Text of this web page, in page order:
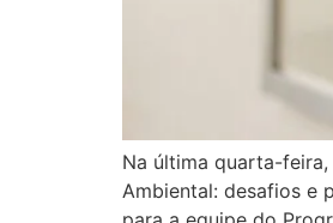
Na última quarta-
Ambiental: desafios e